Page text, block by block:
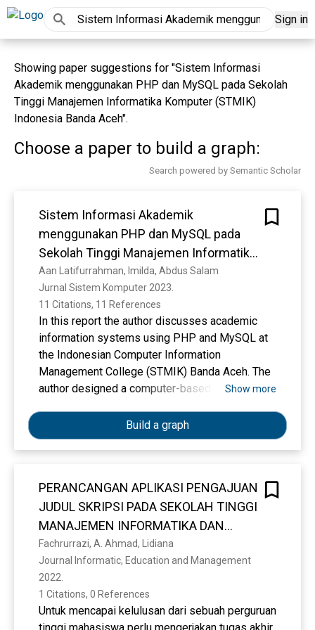
Sign in
Showing paper suggestions for "Sistem Informasi
Akademik menggunakan PHP dan MySQL pada Sekolah
Tinggi Manajemen Informatika Komputer (STMIK)
Indonesia Banda Aceh".
Choose a paper to build a graph:
Search powered by Semantic Scholar
Sistem Informasi Akademik
menggunakan PHP dan MySQL pada
Sekolah Tinggi Manajemen Informatika
Komputer (STMIK) Indonesia Banda
Aceh
Aan Latifurrahman, Imilda, Abdus Salam
Jurnal Sistem Komputer 2023.
11 Citations, 11 References
In this report the author discusses academic
information systems using PHP and MySQL at
the Indonesian Computer Information
Management College (STMIK) Banda Aceh. The
author designed a computer-based system
system. So it can help solve problems that
often occur in data searches at the Indonesian
Computer Information Management College
writing is to handle student data management
and make it easier to search for data quickly and
precisely. The final assignment writing method
uses library research, secondary archival data
and internet media. The database creation
process uses the HTML, PHP, CSS and SQL
programming languages. The design of a web-
based information system is created using a
database. The database name is
Show more
Build a graph
PERANCANGAN APLIKASI PENGAJUAN
JUDUL SKRIPSI PADA SEKOLAH TINGGI
MANAJEMEN INFORMATIKA DAN
KOMPUTER (STMIK) INDONESIA
BANDA ACEH BERBASIS WEB
Fachrurrazi, A. Ahmad, Lidiana
Journal Informatic, Education and Management
2022.
1 Citations, 0 References
Untuk mencapai kelulusan dari sebuah perguruan